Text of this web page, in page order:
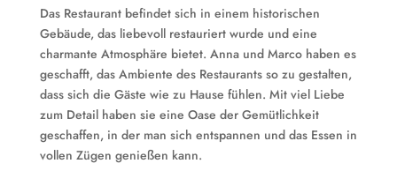
Das Restaurant befindet sich in einem historischen
Gebäude, das liebevoll restauriert wurde und eine
charmante Atmosphäre bietet. Anna und Marco haben es
geschafft, das Ambiente des Restaurants so zu gestalten,
dass sich die Gäste wie zu Hause fühlen. Mit viel Liebe
zum Detail haben sie eine Oase der Gemütlichkeit
geschaffen, in der man sich entspannen und das Essen in
vollen Zügen genießen kann.